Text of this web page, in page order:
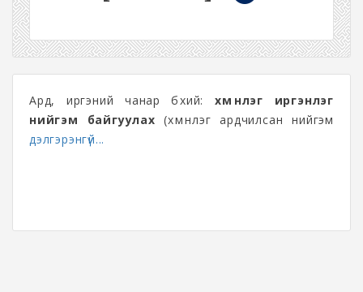
Ард, иргэний чанар бүхий: хүмүүнлэг иргэнлэг
нийгэм байгуулах (хүмүүнлэг ардчилсан нийгэм
дэлгэрэнгүй...